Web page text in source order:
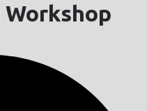
Workshop